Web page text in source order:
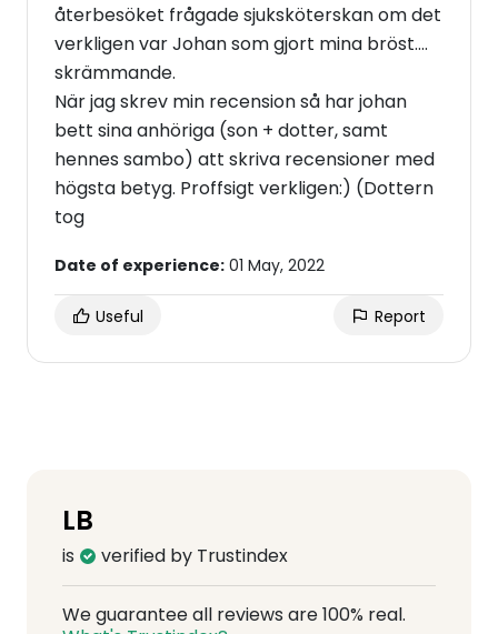
återbesöket frågade sjuksköterskan om det
verkligen var Johan som gjort mina bröst....
skrämmande.
När jag skrev min recension så har johan
bett sina anhöriga (son + dotter, samt
hennes sambo) att skriva recensioner med
högsta betyg. Proffsigt verkligen:) (Dottern
tog
Date of experience: 01 May, 2022
Useful Report
LB
is verified by Trustindex
We guarantee all reviews are 100% real.